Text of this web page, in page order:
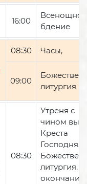
16:00
Всенощное
бдение
08:30 Часы,
09:00
литургия
08:30
Утреня с
чином
Креста
Господня,
литургия.
окончании